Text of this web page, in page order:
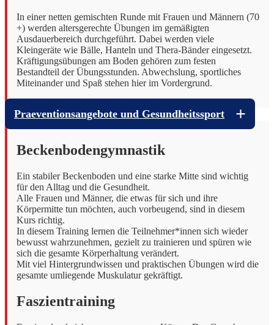
In einer netten gemischten Runde mit Frauen und Männern (70
+) werden altersgerechte Übungen im gemäßigten
Ausdauerbereich durchgeführt. Dabei werden viele
Kleingeräte wie Bälle, Hanteln und Thera-Bänder eingesetzt.
Kräftigungsübungen am Boden gehören zum festen
Bestandteil der Übungsstunden. Abwechslung, sportliches
Miteinander und Spaß stehen hier im Vordergrund.
Praeventionsangebote und Gesundheitssport
Beckenbodengymnastik
Ein stabiler Beckenboden und eine starke Mitte sind wichtig
für den Alltag und die Gesundheit.
Alle Frauen und Männer, die etwas für sich und ihre
Körpermitte tun möchten, auch vorbeugend, sind in diesem
Kurs richtig.
In diesem Training lernen die Teilnehmer*innen sich wieder
bewusst wahrzunehmen, gezielt zu trainieren und spüren wie
sich die gesamte Körperhaltung verändert.
Mit viel Hintergrundwissen und praktischen Übungen wird die
gesamte umliegende Muskulatur gekräftigt.
Faszientraining